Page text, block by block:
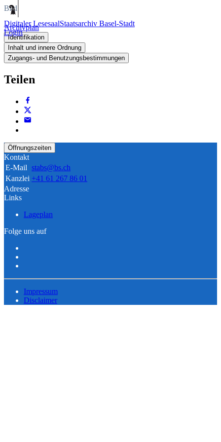
Digitaler LesesaalStaatsarchiv Basel-Stadt
Login
Bild
Archivplan
Identifikation
Inhalt und innere Ordnung
Zugangs- und Benutzungsbestimmungen
Teilen
Öffnungszeiten
Kontakt
E-Mail stabs@bs.ch
Kanzlei +41 61 267 86 01
Adresse
Links
Lageplan
Folge uns auf
Impressum
Disclaimer